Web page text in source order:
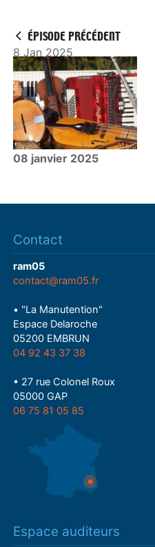
ÉPISODE PRÉCÉDENT
8 Jan 2025
08 janvier 2025
Contact
ram05
contact@ram05.fr
• "La Manutention"
Espace Delaroche
05200 EMBRUN
04 92 43 37 38
• 27 rue Colonel Roux
05000 GAP
06 75 81 05 85
Espace auditeurs